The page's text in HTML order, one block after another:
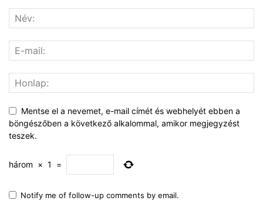
Mentse el a nevemet, e-mail címét és webhelyét ebben a
böngészőben a következő alkalommal, amikor megjegyzést
teszek.
három × 1 =
Notify me of follow-up comments by email.